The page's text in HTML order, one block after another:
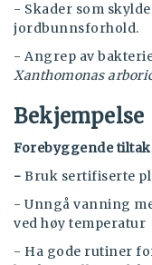
- Skader som
jordbunnsforhold.
- Angrep av
Xanthomonas
Bekjempelse
Forebyggende tiltak
- Bruk sertifiserte
- Unngå vanning
ved høy temperatur
- Ha gode rutiner